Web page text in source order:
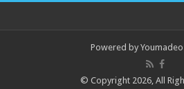
Powered by
© Copyright 2026, All